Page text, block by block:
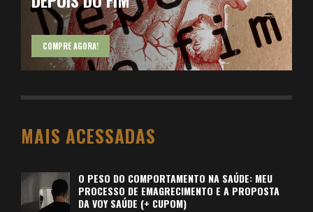
COMPRE AGORA!
MAIS ACESSADAS
O PESO DO COMPORTAMENTO NA SAÚDE: MEU
PROCESSO DE EMAGRECIMENTO E A PROPOSTA
DA VOY SAÚDE (+ CUPOM)